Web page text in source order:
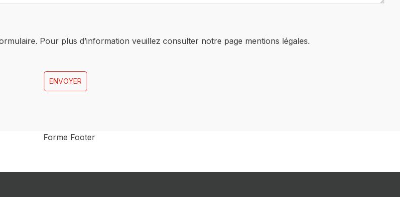
Pour plus d’information veuillez consulter notre page mentions légales.
ENVOYER